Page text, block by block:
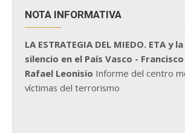
NOTA INFORMATIVA
LA ESTRATEGIA DEL MIEDO. ETA y
silencio en el País Vasco -
Rafael Leonisio Informe del centro
víctimas del terrorismo